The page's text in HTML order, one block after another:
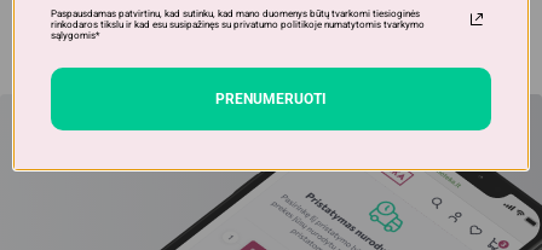
Paspausdamas patvirtinu, kad sutinku, kad mano duomenys būtų tvarkomi tiesioginės
rinkodaros tikslu ir kad esu susipažinęs su privatumo politikoje numatytomis tvarkymo
sąlygomis*
PRENUMERUOTI